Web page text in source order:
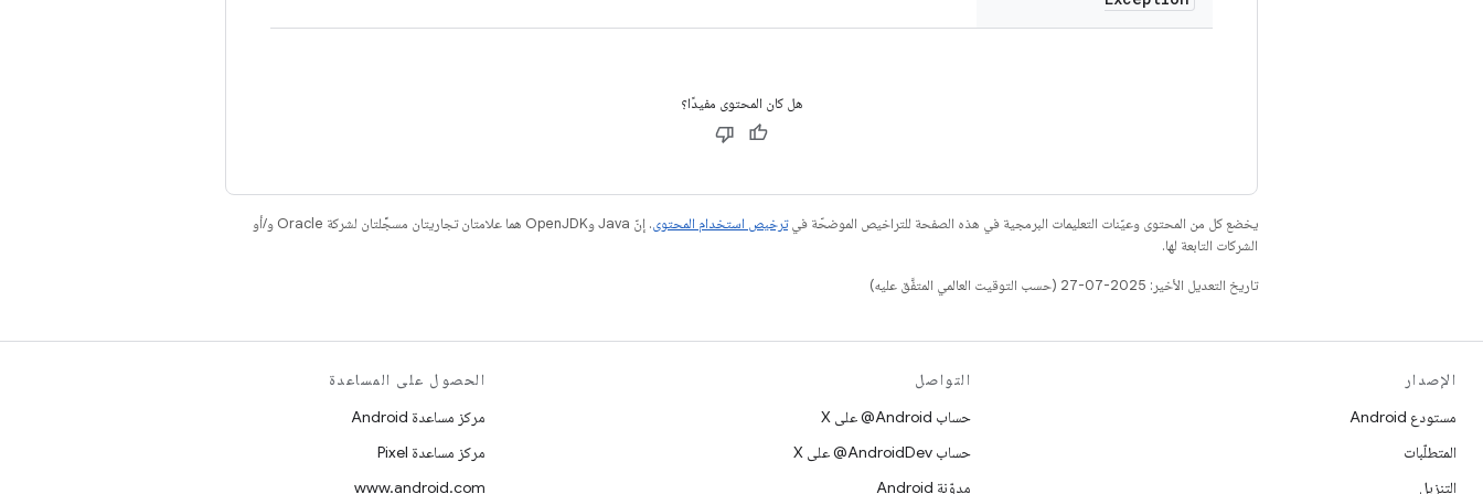
هل كان المحتوى مفيدًا؟
يخضع كل من المحتوى وعيّنات التعليمات البرمجية في هذه الصفحة للتراخيص الموضحّة فيترخيص استخدام المحتوى
. إنّ Java وOpenJDK هما علامتان تجاريتان مسجَّلتان لشركة Oracle و/أو
الشركات التابعة لها.
تاريخ التعديل الأخير: 2025-07-27 (حسب التوقيت العالمي المتفَّق عليه)
الإصدار
مستودع Android
المتطلّبات
التنزيل
التواصل
حساب ‎@Android على X
حساب ‎@AndroidDev على X
مدوّنة Android
الحصول على المساعدة
مركز مساعدة Android
مركز مساعدة Pixel
www.android.com